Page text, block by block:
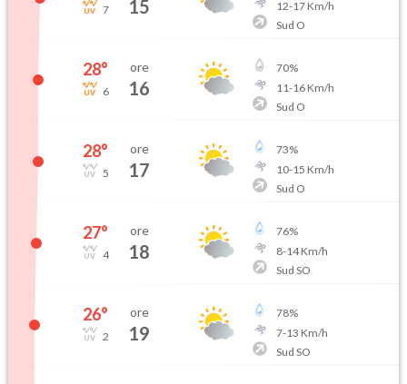
7 15 12-17Km/h
Sud O
28°
6
ore
16
70%
11-16Km/h
Sud O
28°
5
ore
17
73%
10-15 Km/h
Sud O
27°
4
ore
18
76%
8-14Km/h
Sud SO
26°
2
ore
19
78%
7-13 Km/h
Sud SO